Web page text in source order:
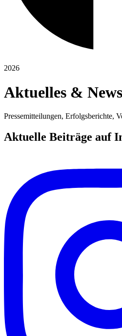
2026
Aktuelles & News
Pressemitteilungen, Erfolgsberichte,
Aktuelle Beiträge auf